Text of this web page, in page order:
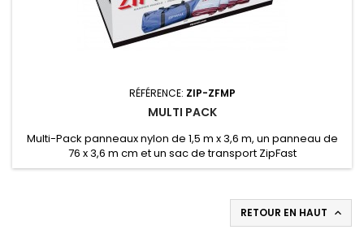
RÉFÉRENCE: ZIP-ZFMP
MULTI PACK
Multi-Pack panneaux nylon de 1,5 m x 3,6 m, un panneau de
76 x 3,6 m cm et un sac de transport ZipFast
RETOUR EN HAUT 